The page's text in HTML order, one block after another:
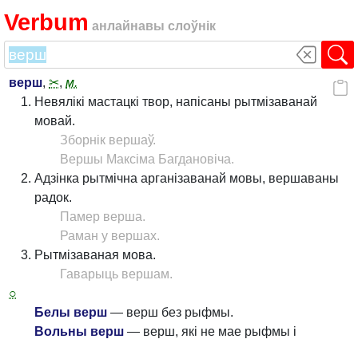
Verbum анлайнавы слоўнік
верш, ✂, м.
Невялікі мастацкі твор, напісаны рытмізаванай
мовай.
Зборнік вершаў.
Вершы Максіма Багдановіча.
Адзінка рытмічна арганізаванай мовы, вершаваны
радок.
Памер верша.
Раман у вершах.
Рытмізаваная мова.
Гаварыць вершам.
○
Белы верш — верш без рыфмы.
Вольны верш — верш, які не мае рыфмы і